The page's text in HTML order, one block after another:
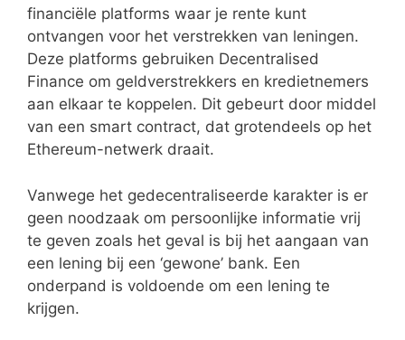
financiële platforms waar je rente kunt
ontvangen voor het verstrekken van leningen.
Deze platforms gebruiken Decentralised
Finance om geldverstrekkers en kredietnemers
aan elkaar te koppelen. Dit gebeurt door middel
van een smart contract, dat grotendeels op het
Ethereum-netwerk draait.
Vanwege het gedecentraliseerde karakter is er
geen noodzaak om persoonlijke informatie vrij
te geven zoals het geval is bij het aangaan van
een lening bij een ‘gewone’ bank. Een
onderpand is voldoende om een lening te
krijgen.